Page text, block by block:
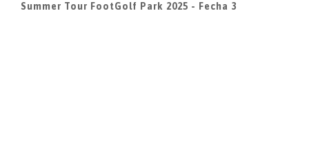
Summer Tour FootGolf Park 2025 - Fecha 3